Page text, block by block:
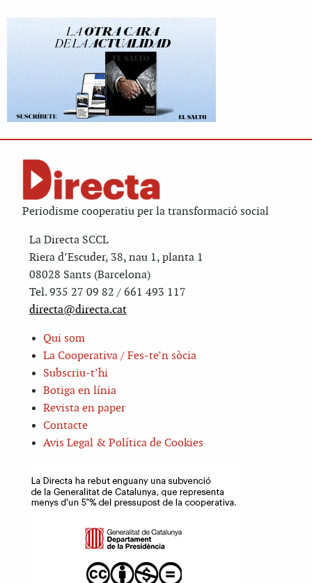
Periodisme cooperatiu per la transformació social
La Directa SCCL
Riera d’Escuder, 38, nau 1, planta 1
08028 Sants (Barcelona)
Tel. 935 27 09 82 / 661 493 117
directa@directa.cat
Qui som
La Cooperativa / Fes-te’n sòcia
Subscriu-t’hi
Botiga en línia
Revista en paper
Contacte
Avis Legal & Política de Cookies